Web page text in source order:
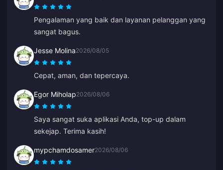
Pengalaman yang baik dan layanan pelanggan yang
sangat bagus.
Jesse Molina2026/08/05
Cepat, aman, dan tepercaya.
Egor Miholap2026/08/06
Saya sangat suka aplikasi Anda, top-up dalam
sekejap. Terima kasih!
mypchamdosamer2026/08/06